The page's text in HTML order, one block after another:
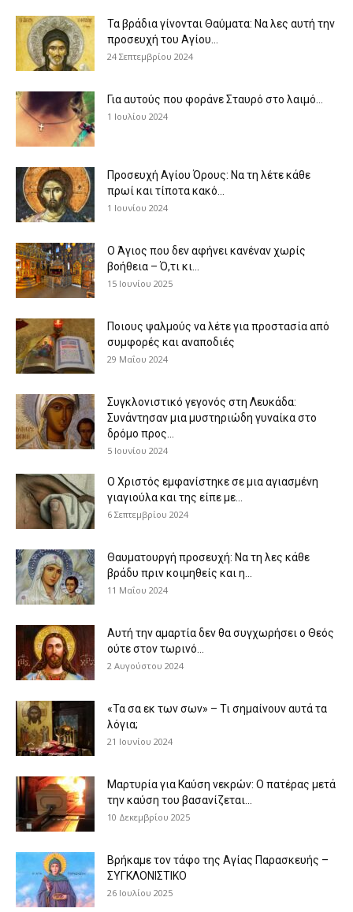
Τα βράδια γίνονται Θαύματα: Να λες αυτή την
προσευχή του Αγίου...
24 Σεπτεμβρίου 2024
Για αυτούς που φοράνε Σταυρό στο λαιμό…
1 Ιουλίου 2024
Προσευχή Αγίου Όρους: Να τη λέτε κάθε
πρωί και τίποτα κακό...
1 Ιουνίου 2024
Ο Άγιος που δεν αφήνει κανέναν χωρίς
βοήθεια – Ό,τι κι...
15 Ιουνίου 2025
Ποιους ψαλμούς να λέτε για προστασία από
συμφορές και αναποδιές
29 Μαΐου 2024
Συγκλονιστικό γεγονός στη Λευκάδα:
Συνάντησαν μια μυστηριώδη γυναίκα στο
δρόμο προς...
5 Ιουνίου 2024
Ο Χριστός εμφανίστηκε σε μια αγιασμένη
γιαγιούλα και της είπε με...
6 Σεπτεμβρίου 2024
Θαυματουργή προσευχή: Να τη λες κάθε
βράδυ πριν κοιμηθείς και η...
11 Μαΐου 2024
Αυτή την αμαρτία δεν θα συγχωρήσει ο Θεός
ούτε στον τωρινό...
2 Αυγούστου 2024
«Τα σα εκ των σων» – Τι σημαίνουν αυτά τα
λόγια;
21 Ιουνίου 2024
Μαρτυρία για Καύση νεκρών: Ο πατέρας μετά
την καύση του βασανίζεται...
10 Δεκεμβρίου 2025
Βρήκαμε τον τάφο της Αγίας Παρασκευής –
ΣΥΓΚΛΟΝΙΣΤΙΚΟ
26 Ιουλίου 2025